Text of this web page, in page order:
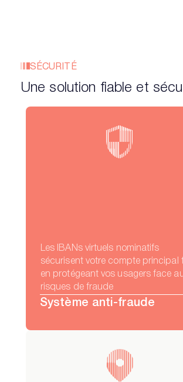
SÉCURITÉ
Une solution fiable et
Les IBANs virtuels nominatifs
sécurisent votre compte principal
en protégeant vos usagers face
risques de fraude
Système anti-fraude